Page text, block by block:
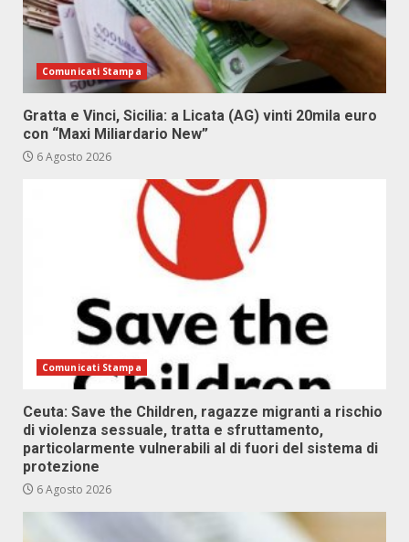
Comunicati Stampa
Gratta e Vinci, Sicilia: a Licata (AG) vinti 20mila euro
con “Maxi Miliardario New”
6 Agosto 2026
Comunicati Stampa
Ceuta: Save the Children, ragazze migranti a rischio
di violenza sessuale, tratta e sfruttamento,
particolarmente vulnerabili al di fuori del sistema di
protezione
6 Agosto 2026